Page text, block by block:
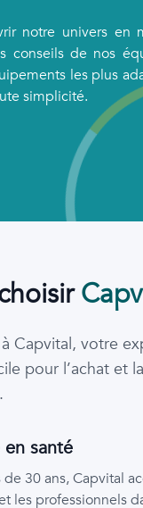
notre univers en
conseils de nos
les plus
simplicité.
Capvital, votre
pour l’achat et
santé
30 ans, Capvital
les professionnels